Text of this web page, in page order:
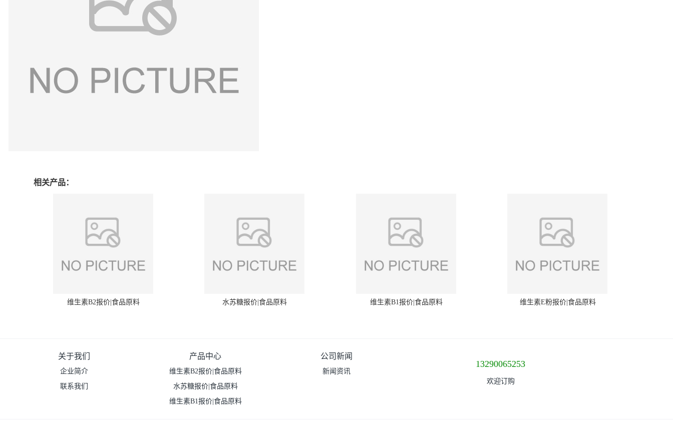
相关产品：
维生素B2报价|食品原料 水苏糖报价|食品原料 维生素B1报价|食品原料 维生素E粉报价|食品原料
关于我们
企业简介
联系我们
产品中心
维生素B2报价|食品原料
水苏糖报价|食品原料
维生素B1报价|食品原料
公司新闻
新闻资讯
13290065253
欢迎订购